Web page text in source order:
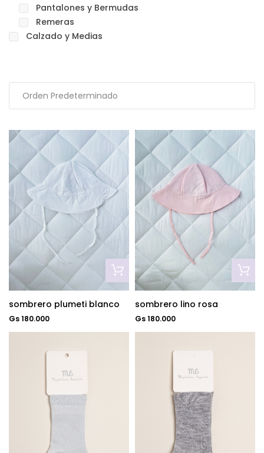
Pantalones y Bermudas
Remeras
Calzado y Medias
sombrero plumeti blanco
Gs 180.000
sombrero lino rosa
Gs 180.000